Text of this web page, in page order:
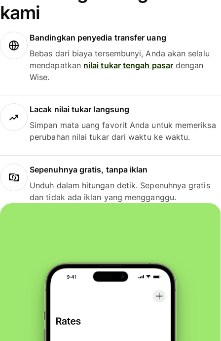
kami
Bandingkan penyedia transfer uang
Bebas dari biaya tersembunyi, Anda akan selalu
mendapatkan nilai tukar tengah pasardengan
Wise.
Lacak nilai tukar langsung
Simpan mata uang favorit Anda untuk memeriksa
perubahan nilai tukar dari waktu ke waktu.
Sepenuhnya gratis, tanpa iklan
Unduh dalam hitungan detik. Sepenuhnya gratis
dan tidak ada iklan yang mengganggu.